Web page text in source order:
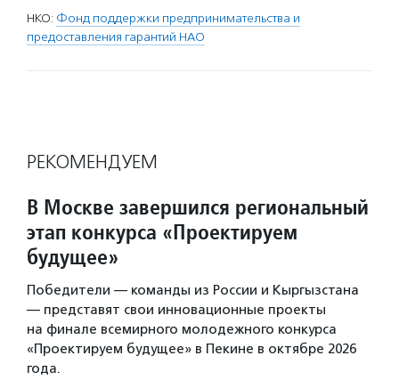
НКО: Фонд поддержки предпринимательства и
предоставления гарантий НАО
РЕКОМЕНДУЕМ
В Москве завершился региональный
этап конкурса «Проектируем
будущее»
Победители — команды из России и Кыргызстана
— представят свои инновационные проекты
на финале всемирного молодежного конкурса
«Проектируем будущее» в Пекине в октябре 2026
года.